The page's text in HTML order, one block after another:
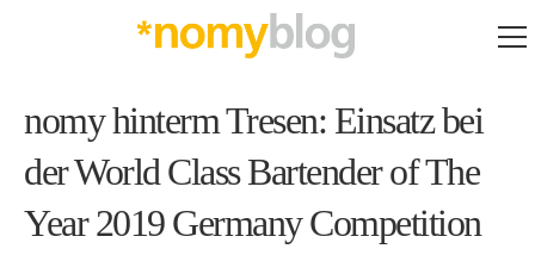
nomy hinterm Tresen: Einsatz bei
der World Class Bartender of The
Year 2019 Germany Competition